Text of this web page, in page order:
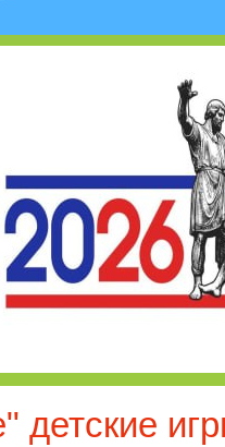
детские